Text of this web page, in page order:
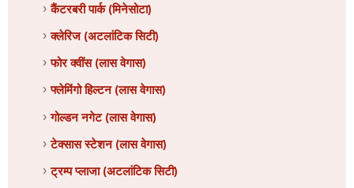
कैंटरबरी पार्क (मिनेसोटा)
क्लेरिज (अटलांटिक सिटी)
फोर क्वींस (लास वेगास)
फ्लेमिंगो हिल्टन (लास वेगास)
गोल्डन नगेट (लास वेगास)
टेक्सास स्टेशन (लास वेगास)
ट्रम्प प्लाजा (अटलांटिक सिटी)